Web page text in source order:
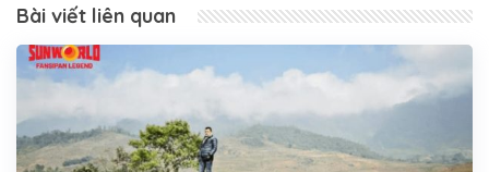
Bài viết liên quan